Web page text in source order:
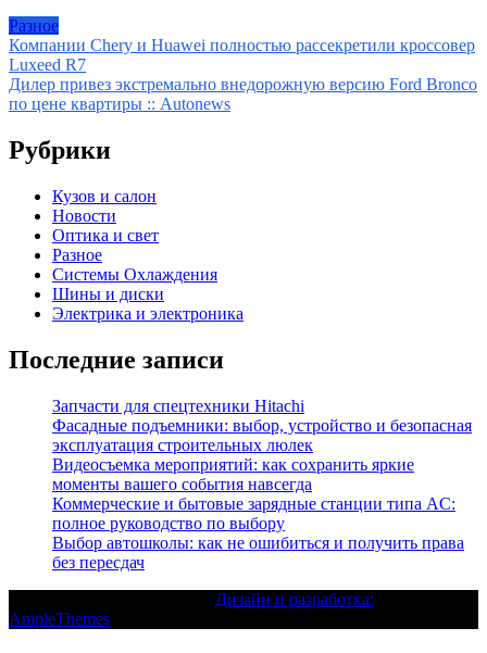
Разное
Навигация
по
записям
Компании Chery и Huawei полностью рассекретили кроссовер
Luxeed R7
Дилер привез экстремально внедорожную версию Ford Bronco
по цене квартиры :: Autonews
Рубрики
Кузов и салон
Новости
Оптика и свет
Разное
Системы Охлаждения
Шины и диски
Электрика и электроника
Последние записи
Запчасти для спецтехники Hitachi
Фасадные подъемники: выбор, устройство и безопасная
эксплуатация строительных люлек
Видеосъемка мероприятий: как сохранить яркие
моменты вашего события навсегда
Коммерческие и бытовые зарядные станции типа AC:
полное руководство по выбору
Выбор автошколы: как не ошибиться и получить права
без пересдач
Дизайн и разработка:
AmpleThemes